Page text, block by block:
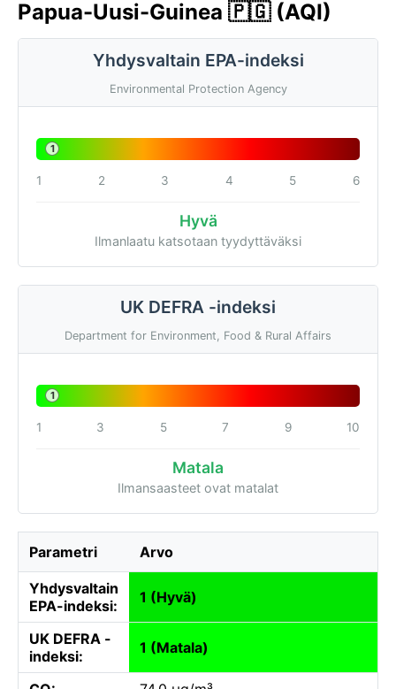
Papua-Uusi-Guinea 🇵🇬 (AQI)
Yhdysvaltain EPA-indeksi
Environmental Protection Agency
1
1 2 3 4 5 6
Hyvä
Ilmanlaatu katsotaan tyydyttäväksi
UK DEFRA -indeksi
Department for Environment, Food & Rural Affairs
1
1 3 5 7 9 10
Matala
Ilmansaasteet ovat matalat
Parametri Arvo
Yhdysvaltain
EPA-indeksi:
1 (Hyvä)
UK DEFRA -
indeksi:
1 (Matala)